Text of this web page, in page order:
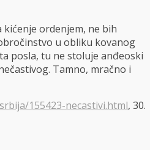
ordenjem, ne bih
u obliku kovanog
posla, tu ne stoluje anđeoski
Tamno, mračno i
155423-necastivi.html, 30.